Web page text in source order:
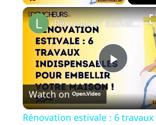
P
l
Rénovation estivale : 6 travaux indispensables pour embellir votre maison !
Watch on
Rénovation estivale : 6 travaux